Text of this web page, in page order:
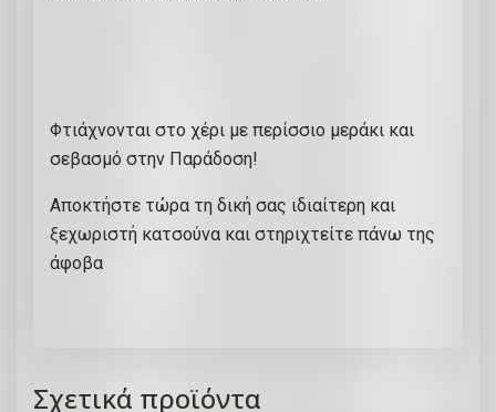
Φτιάχνονται στο χέρι με περίσσιο μεράκι και
σεβασμό στην Παράδοση!
Αποκτήστε τώρα τη δική σας ιδιαίτερη και
ξεχωριστή κατσούνα και στηριχτείτε πάνω της
άφοβα
Σχετικά προϊόντα